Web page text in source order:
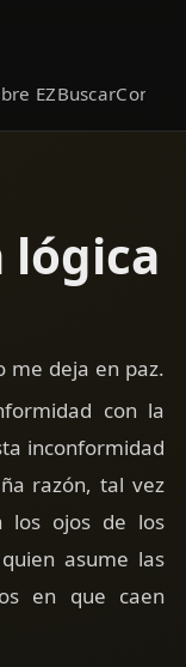
EZBuscar
lógica
me deja en paz.
con la
inconformidad
razón, tal vez
los ojos de los
asume las
en que caen